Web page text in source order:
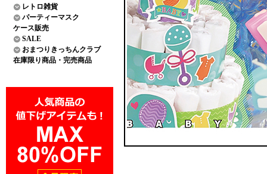
レトロ雑貨
パーティーマスク
ケース販売
SALE
おまつりきっちんクラブ
在庫限り商品・完売商品